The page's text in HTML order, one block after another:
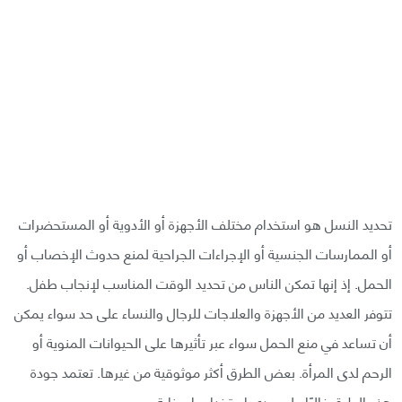
تحديد النسل هو استخدام مختلف الأجهزة أو الأدوية أو المستحضرات
أو الممارسات الجنسية أو الإجراءات الجراحية لمنع حدوث الإخصاب أو
الحمل. إذ إنها تمكن الناس من تحديد الوقت المناسب لإنجاب طفل.
تتوفر العديد من الأجهزة والعلاجات للرجال والنساء على حد سواء يمكن
أن تساعد في منع الحمل سواء عبر تأثيرها على الحيوانات المنوية أو
الرحم لدى المرأة. بعض الطرق أكثر موثوقية من غيرها. تعتمد جودة